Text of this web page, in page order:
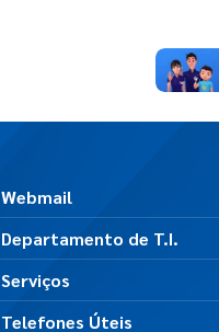
Webmail
Departamento de T.I.
Serviços
Telefones Úteis